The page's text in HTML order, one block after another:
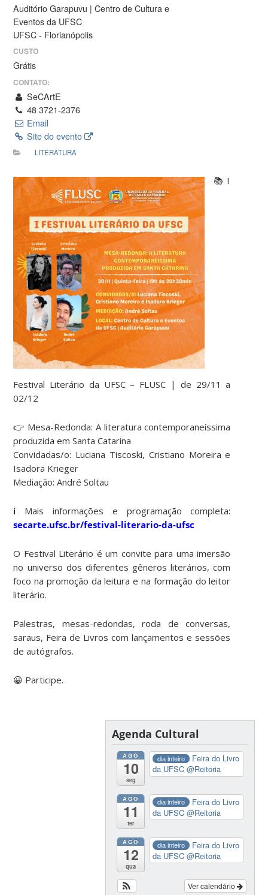
Auditório Garapuvu | Centro de Cultura e
Eventos da UFSC
UFSC - Florianópolis
CUSTO
Grátis
CONTATO:
SeCArtE
48 3721-2376
Email
Site do evento
LITERATURA
📚 I
Festival Literário da UFSC – FLUSC | de 29/11 a
02/12
👉 Mesa-Redonda: A literatura contemporaneíssima
produzida em Santa Catarina
Convidadas/o: Luciana Tiscoski, Cristiano Moreira e
Isadora Krieger
Mediação: André Soltau
ℹ️ Mais informações e programação completa:
secarte.ufsc.br/festival-literario-da-ufsc
O Festival Literário é um convite para uma imersão
no universo dos diferentes gêneros literários, com
foco na promoção da leitura e na formação do leitor
literário.
Palestras, mesas-redondas, roda de conversas,
saraus, Feira de Livros com lançamentos e sessões
de autógrafos.
😀 Participe.
Agenda Cultural
AGO
10
seg
dia inteiro
Feira do Livro
da UFSC@Reitoria
AGO
11
ter
dia inteiro
Feira do Livro
da UFSC@Reitoria
AGO
12
qua
dia inteiro
Feira do Livro
da UFSC@Reitoria
Ver calendário